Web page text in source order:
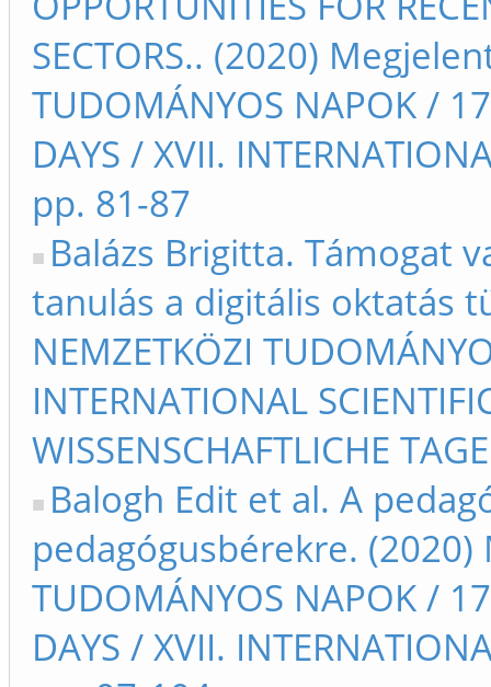
SECTORS.. (2020)
TUDOMÁNYOS NAPOK /
DAYS / XVII.
pp. 81-87
Balázs Brigitta. Támogat
tanulás a digitális oktatás
NEMZETKÖZI
INTERNATIONAL
WISSENSCHAFTLICHE
Balogh Edit et al. A
pedagógusbérekre. (2020)
TUDOMÁNYOS NAPOK /
DAYS / XVII.